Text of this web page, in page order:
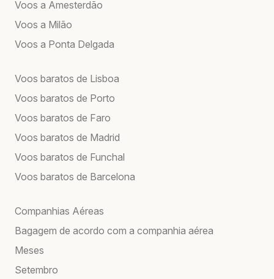
Voos a Amesterdão
Voos a Milão
Voos a Ponta Delgada
Voos baratos de Lisboa
Voos baratos de Porto
Voos baratos de Faro
Voos baratos de Madrid
Voos baratos de Funchal
Voos baratos de Barcelona
Companhias Aéreas
Bagagem de acordo com a companhia aérea
Meses
Setembro